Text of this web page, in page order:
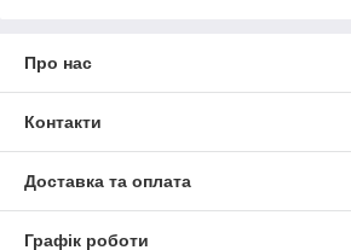
Про нас
Контакти
Доставка та оплата
Графік роботи